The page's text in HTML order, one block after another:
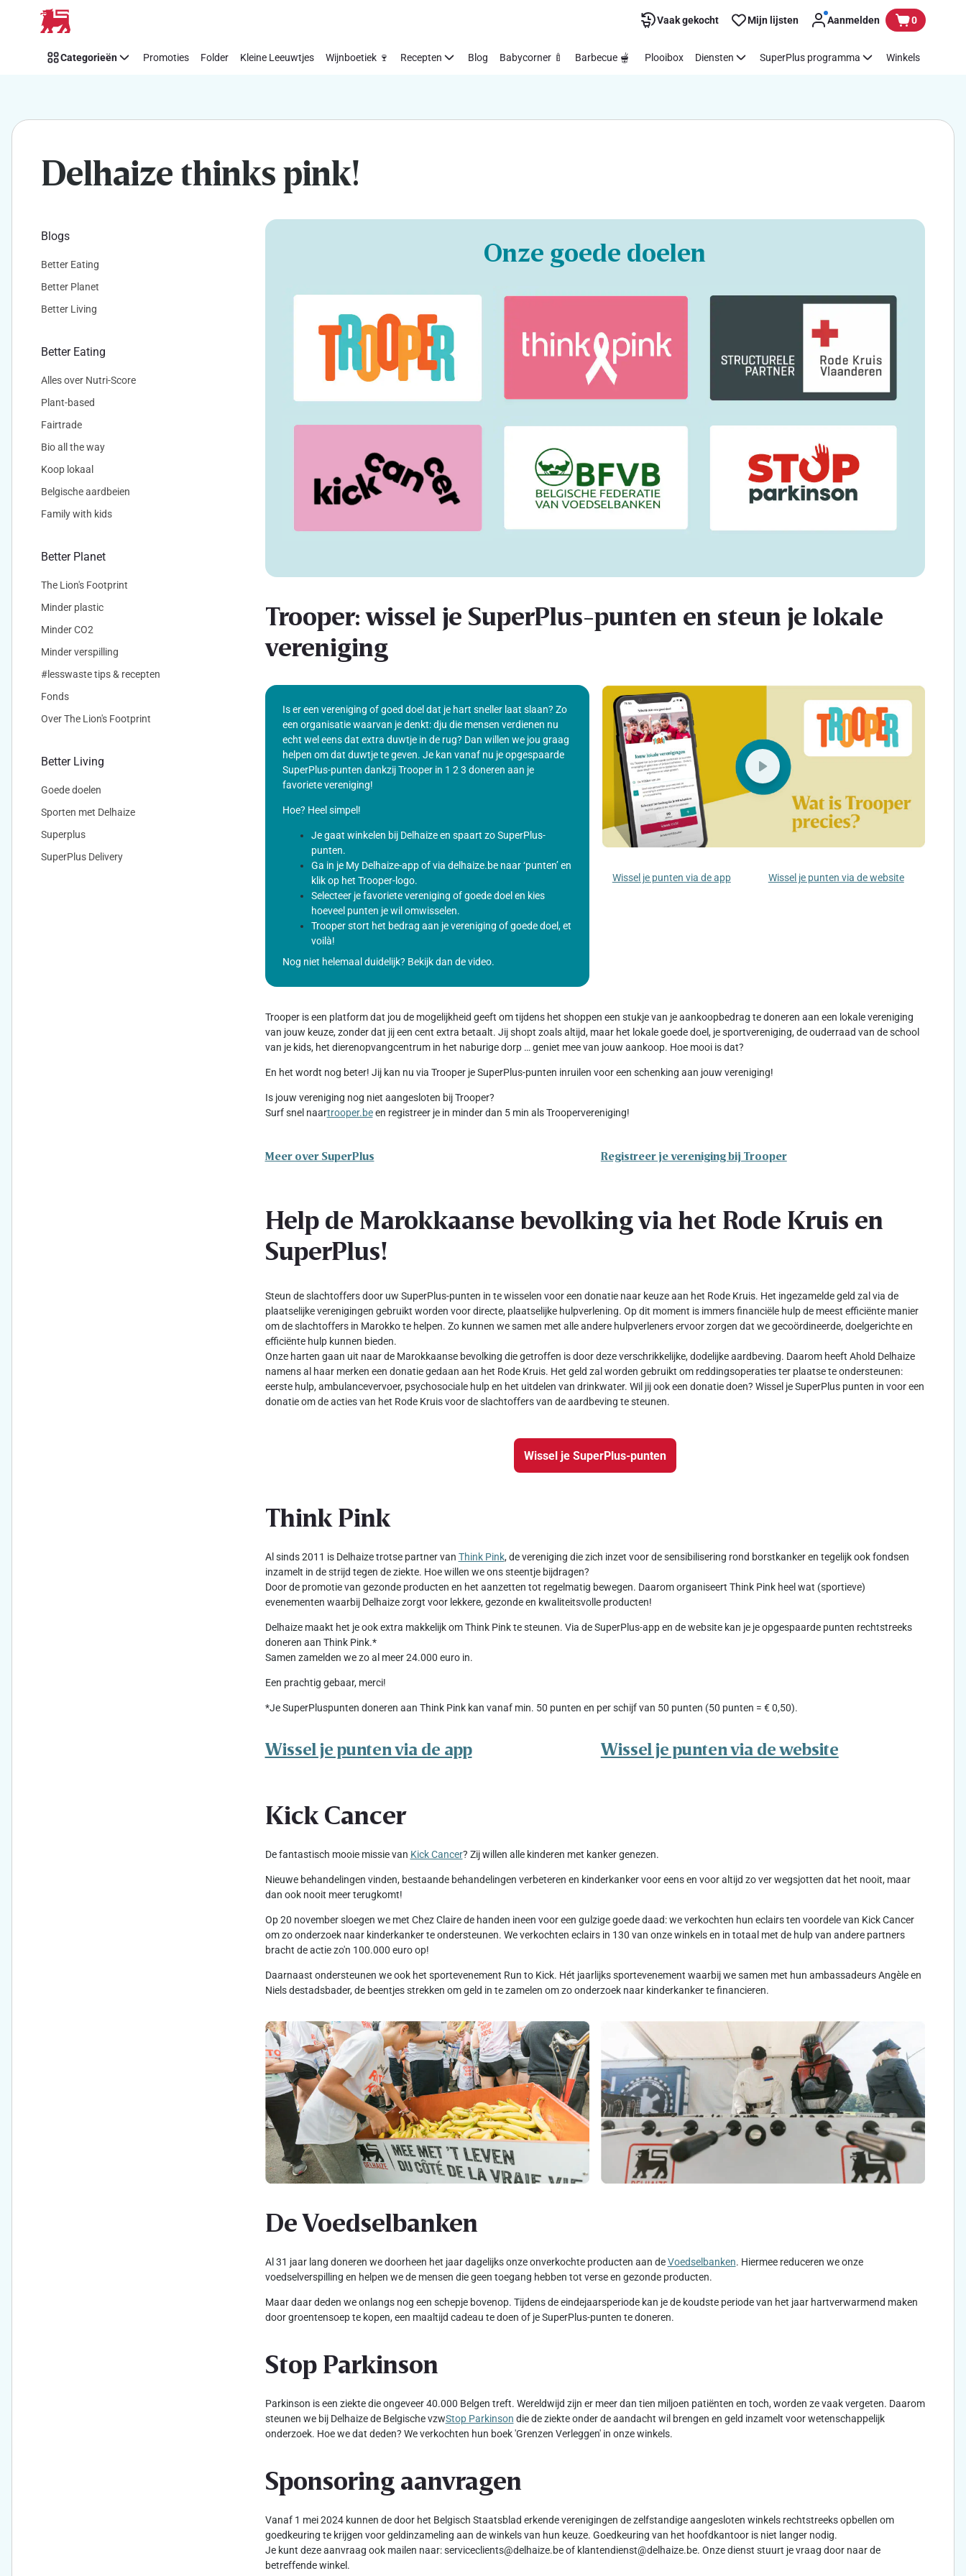
Overslaan
Makkelijk
Vaak gekocht Mijn lijsten Aanmelden 0
Categorieën Promoties Folder Kleine Leeuwtjes Wijnboetiek 🍷 Recepten Blog Babycorner 🍼 Barbecue 🫕 Plooibox Diensten SuperPlus programma Winkels
Delhaize thinks pink!
Blogs
Better Eating
Better Planet
Better Living
Better Eating
Alles over Nutri-Score
Plant-based
Fairtrade
Bio all the way
Koop lokaal
Belgische aardbeien
Family with kids
Better Planet
The Lion's Footprint
Minder plastic
Minder CO2
Minder verspilling
#lesswaste tips & recepten
Fonds
Over The Lion's Footprint
Better Living
Goede doelen
Sporten met Delhaize
Superplus
SuperPlus Delivery
Onze goede doelen
Trooper: wissel je SuperPlus-punten en steun je lokale
vereniging
Is er een vereniging of goed doel dat je hart sneller laat slaan? Zo
een organisatie waarvan je denkt: dju die mensen verdienen nu
echt wel eens dat extra duwtje in de rug? Dan willen we jou graag
helpen om dat duwtje te geven. Je kan vanaf nu je opgespaarde
SuperPlus-punten dankzij Trooper in 1 2 3 doneren aan je
favoriete vereniging!
Hoe? Heel simpel!
Je gaat winkelen bij Delhaize en spaart zo SuperPlus-
punten.
Ga in je My Delhaize-app of via delhaize.be naar ‘punten’ en
klik op het Trooper-logo.
Selecteer je favoriete vereniging of goede doel en kies
hoeveel punten je wil omwisselen.
Trooper stort het bedrag aan je vereniging of goede doel, et
voilà!
Nog niet helemaal duidelijk? Bekijk dan de video.
Wissel je punten via de app Wissel je punten via de website
Trooper is een platform dat jou de mogelijkheid geeft om tijdens het shoppen een stukje van je aankoopbedrag te doneren aan een lokale vereniging
van jouw keuze, zonder dat jij een cent extra betaalt. Jij shopt zoals altijd, maar het lokale goede doel, je sportvereniging, de ouderraad van de school
van je kids, het dierenopvangcentrum in het naburige dorp … geniet mee van jouw aankoop. Hoe mooi is dat?
En het wordt nog beter! Jij kan nu via Trooper je SuperPlus-punten inruilen voor een schenking aan jouw vereniging!
Is jouw vereniging nog niet aangesloten bij Trooper?
Surf snel naartrooper.been registreer je in minder dan 5 min als Troopervereniging!
Meer over SuperPlus Registreer je vereniging bij Trooper
Help de Marokkaanse bevolking via het Rode Kruis en
SuperPlus!
Steun de slachtoffers door uw SuperPlus-punten in te wisselen voor een donatie naar keuze aan het Rode Kruis. Het ingezamelde geld zal via de
plaatselijke verenigingen gebruikt worden voor directe, plaatselijke hulpverlening. Op dit moment is immers financiële hulp de meest efficiënte manier
om de slachtoffers in Marokko te helpen. Zo kunnen we samen met alle andere hulpverleners ervoor zorgen dat we gecoördineerde, doelgerichte en
efficiënte hulp kunnen bieden.
Onze harten gaan uit naar de Marokkaanse bevolking die getroffen is door deze verschrikkelijke, dodelijke aardbeving. Daarom heeft Ahold Delhaize
namens al haar merken een donatie gedaan aan het Rode Kruis. Het geld zal worden gebruikt om reddingsoperaties ter plaatse te ondersteunen:
eerste hulp, ambulancevervoer, psychosociale hulp en het uitdelen van drinkwater. Wil jij ook een donatie doen? Wissel je SuperPlus punten in voor een
donatie om de acties van het Rode Kruis voor de slachtoffers van de aardbeving te steunen.
Wissel je SuperPlus-punten
Think Pink
Al sinds 2011 is Delhaize trotse partner van Think Pink, de vereniging die zich inzet voor de sensibilisering rond borstkanker en tegelijk ook fondsen
inzamelt in de strijd tegen de ziekte. Hoe willen we ons steentje bijdragen?
Door de promotie van gezonde producten en het aanzetten tot regelmatig bewegen. Daarom organiseert Think Pink heel wat (sportieve)
evenementen waarbij Delhaize zorgt voor lekkere, gezonde en kwaliteitsvolle producten!
Delhaize maakt het je ook extra makkelijk om Think Pink te steunen. Via de SuperPlus-app en de website kan je je opgespaarde punten rechtstreeks
doneren aan Think Pink.*
Samen zamelden we zo al meer 24.000 euro in.
Een prachtig gebaar, merci!
*Je SuperPluspunten doneren aan Think Pink kan vanaf min. 50 punten en per schijf van 50 punten (50 punten = € 0,50).
Wissel je punten via de app Wissel je punten via de website
Kick Cancer
De fantastisch mooie missie van Kick Cancer? Zij willen alle kinderen met kanker genezen.
Nieuwe behandelingen vinden, bestaande behandelingen verbeteren en kinderkanker voor eens en voor altijd zo ver wegsjotten dat het nooit, maar
dan ook nooit meer terugkomt!
Op 20 november sloegen we met Chez Claire de handen ineen voor een gulzige goede daad: we verkochten hun eclairs ten voordele van Kick Cancer
om zo onderzoek naar kinderkanker te ondersteunen. We verkochten eclairs in 130 van onze winkels en in totaal met de hulp van andere partners
bracht de actie zo'n 100.000 euro op!
Daarnaast ondersteunen we ook het sportevenement Run to Kick. Hét jaarlijks sportevenement waarbij we samen met hun ambassadeurs Angèle en
Niels destadsbader, de beentjes strekken om geld in te zamelen om zo onderzoek naar kinderkanker te financieren.
De Voedselbanken
Al 31 jaar lang doneren we doorheen het jaar dagelijks onze onverkochte producten aan deVoedselbanken. Hiermee reduceren we onze
voedselverspilling en helpen we de mensen die geen toegang hebben tot verse en gezonde producten.
Maar daar deden we onlangs nog een schepje bovenop. Tijdens de eindejaarsperiode kan je de koudste periode van het jaar hartverwarmend maken
door groentensoep te kopen, een maaltijd cadeau te doen of je SuperPlus-punten te doneren.
Stop Parkinson
Parkinson is een ziekte die ongeveer 40.000 Belgen treft. Wereldwijd zijn er meer dan tien miljoen patiënten en toch, worden ze vaak vergeten. Daarom
steunen we bij Delhaize de Belgische vzwStop Parkinson die de ziekte onder de aandacht wil brengen en geld inzamelt voor wetenschappelijk
onderzoek. Hoe we dat deden? We verkochten hun boek 'Grenzen Verleggen' in onze winkels.
Sponsoring aanvragen
Vanaf 1 mei 2024 kunnen de door het Belgisch Staatsblad erkende verenigingen de zelfstandige aangesloten winkels rechtstreeks opbellen om
goedkeuring te krijgen voor geldinzameling aan de winkels van hun keuze. Goedkeuring van het hoofdkantoor is niet langer nodig.
Je kunt deze aanvraag ook mailen naar: serviceclients@delhaize.be of klantendienst@delhaize.be. Onze dienst stuurt je vraag door naar de
betreffende winkel.